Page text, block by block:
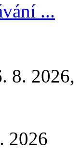
...
8. 2026,
2026